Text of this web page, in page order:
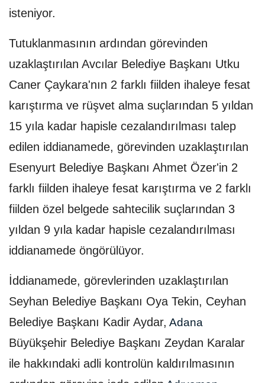
isteniyor.
Tutuklanmasının ardından görevinden
uzaklaştırılan Avcılar Belediye Başkanı Utku
Caner Çaykara'nın 2 farklı fiilden ihaleye fesat
karıştırma ve rüşvet alma suçlarından 5 yıldan
15 yıla kadar hapisle cezalandırılması talep
edilen iddianamede, görevinden uzaklaştırılan
Esenyurt Belediye Başkanı Ahmet Özer'in 2
farklı fiilden ihaleye fesat karıştırma ve 2 farklı
fiilden özel belgede sahtecilik suçlarından 3
yıldan 9 yıla kadar hapisle cezalandırılması
iddianamede öngörülüyor.
İddianamede, görevlerinden uzaklaştırılan
Seyhan Belediye Başkanı Oya Tekin, Ceyhan
Belediye Başkanı Kadir Aydar, Adana
Büyükşehir Belediye Başkanı Zeydan Karalar
ile hakkındaki adli kontrolün kaldırılmasının